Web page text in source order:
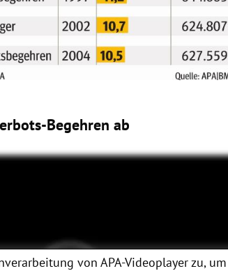
Begehren ab
von APA-Videoplayerzu,